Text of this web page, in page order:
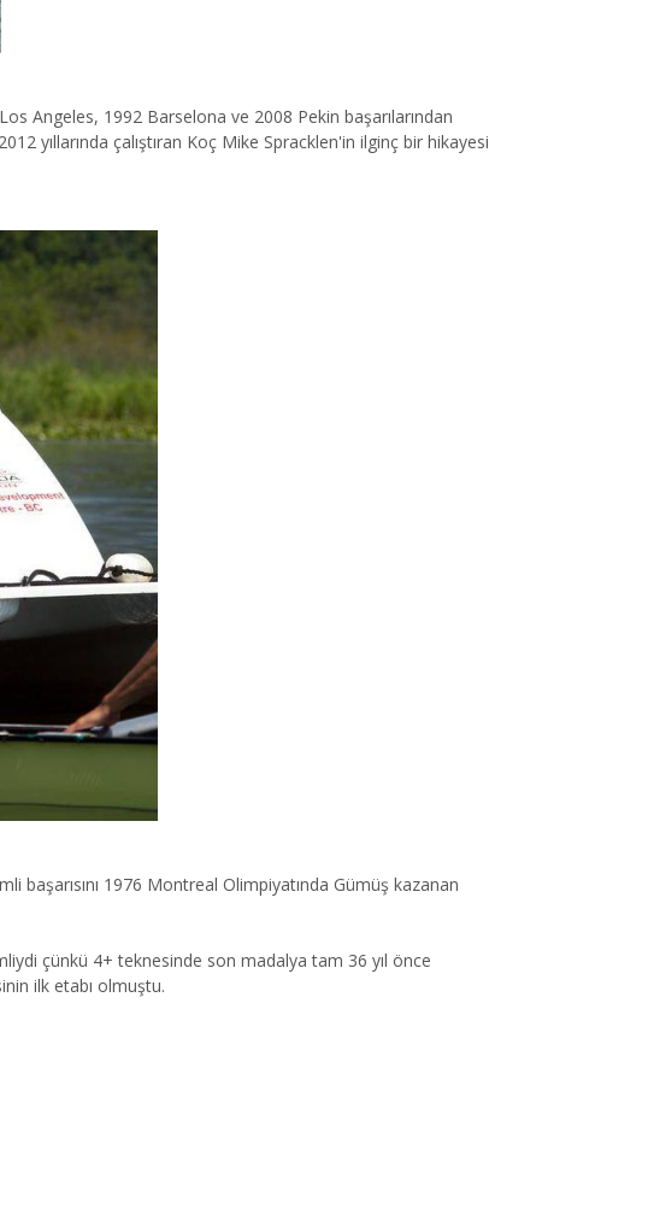
Angeles, 1992 Barselona ve 2008 Pekin başarılarından
yıllarında çalıştıran Koç Mike Spracklen'in ilginç bir hikayesi
1976 Montreal Olimpiyatında Gümüş kazanan
çünkü 4+ teknesinde son madalya tam 36 yıl önce
ilk etabı olmuştu.